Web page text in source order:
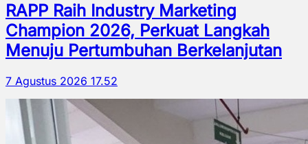
RAPP Raih Industry Marketing
Champion 2026, Perkuat Langkah
Menuju Pertumbuhan Berkelanjutan
7 Agustus 2026 17.52